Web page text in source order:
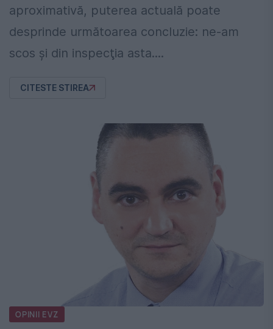
aproximativă, puterea actuală poate
desprinde următoarea concluzie: ne-am
scos şi din inspecţia asta....
CITESTE STIREA
OPINII EVZ